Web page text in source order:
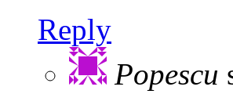
Reply
Popescu